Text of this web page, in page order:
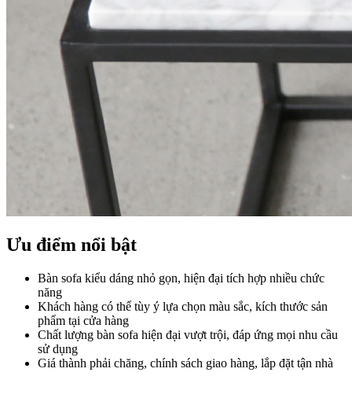
Ưu điểm nổi bật
Bàn sofa kiểu dáng nhỏ gọn, hiện đại tích hợp nhiều chức
năng
Khách hàng có thể tùy ý lựa chọn màu sắc, kích thước sản
phẩm tại cửa hàng
Chất lượng bàn sofa hiện đại vượt trội, đáp ứng mọi nhu cầu
sử dụng
Giá thành phải chăng, chính sách giao hàng, lắp đặt tận nhà